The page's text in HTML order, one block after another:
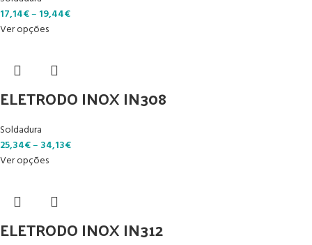
17,14€– 19,44€
Ver opções
ELETRODO INOX IN308
Soldadura
25,34€– 34,13€
Ver opções
ELETRODO INOX IN312